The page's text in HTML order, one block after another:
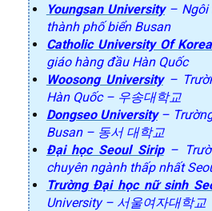
Youngsan University– Ngôi
thành phố biển Busan
Catholic University Of Korea
giáo hàng đầu Hàn Quốc
Woosong University–
Hàn Quốc – 우송대학교
Dongseo University–
Busan – 동서 대학교
Đại học Seoul Sirip–
chuyên ngành thấp nhất
Trường Đại học nữ sinh
University – 서울여자대학교